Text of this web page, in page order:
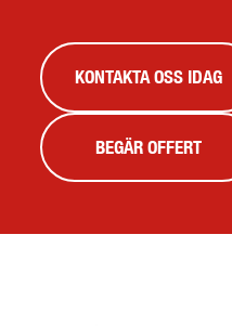
KONTAKTA OSS IDAG
BEGÄR OFFERT